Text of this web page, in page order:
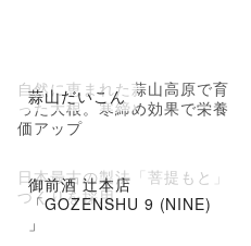
蒜山だいこん
自然に恵まれた蒜山高原で育
った大根。寒締め効果で栄養
価アップ
御前酒 辻本店
「GOZENSHU 9 (NINE)
」
日本最古の製法「菩提もと」
づくりを採用